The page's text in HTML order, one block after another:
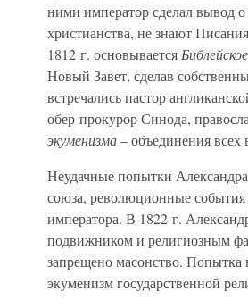
ними император сделал вывод
христианства, не знают
1812 г. основывается
Новый Завет, сделав
встречались пастор
обер-прокурор Синода,
экуменизма– объединения
Неудачные попытки
союза, революционные
императора. В 1822 г.
подвижником и религиозным
запрещено масонство. Попытка
экуменизм государственной